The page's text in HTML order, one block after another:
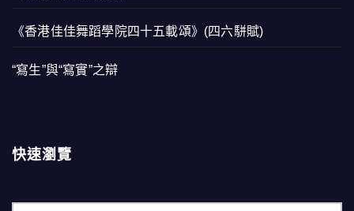
《香港佳佳舞蹈學院四十五載頌》(四六駢賦)
“寫生”與“寫實”之辯
快速瀏覽